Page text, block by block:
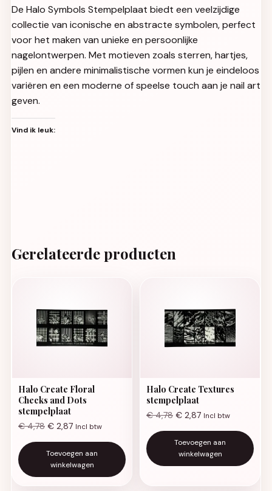
De Halo Symbols Stempelplaat biedt een veelzijdige
collectie van iconische en abstracte symbolen, perfect
voor het maken van unieke en persoonlijke
nagelontwerpen. Met motieven zoals sterren, hartjes,
pijlen en andere minimalistische vormen kun je eindeloos
variëren en een moderne of speelse touch aan je nail art
geven.
Vind ik leuk:
Gerelateerde producten
Halo Create Floral
Checks and Dots
stempelplaat
€4,78 € 2,87 Incl btw
Toevoegen aan
winkelwagen
Halo Create Textures
stempelplaat
€4,78 € 2,87 Incl btw
Toevoegen aan
winkelwagen